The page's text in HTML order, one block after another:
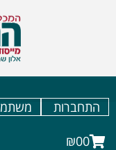
התחברות
0
₪0